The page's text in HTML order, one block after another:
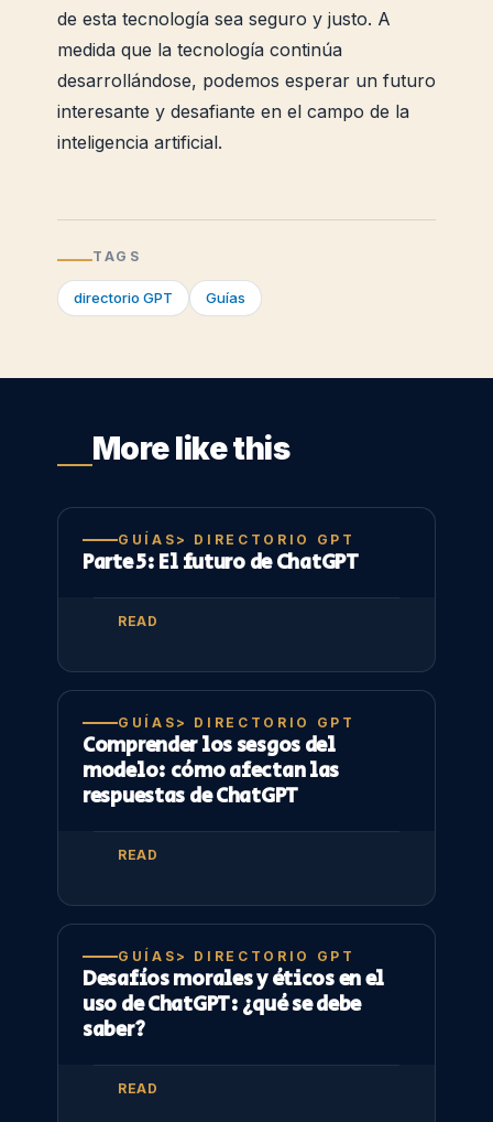
de esta tecnología sea seguro y justo. A
medida que la tecnología continúa
desarrollándose, podemos esperar un futuro
interesante y desafiante en el campo de la
inteligencia artificial.
TAGS
directorio GPT Guías
More like this
GUÍAS> DIRECTORIO GPT
Parte 5: El futuro de ChatGPT
READ
GUÍAS> DIRECTORIO GPT
Comprender los sesgos del
modelo: cómo afectan las
respuestas de ChatGPT
READ
GUÍAS> DIRECTORIO GPT
Desafíos morales y éticos en el
uso de ChatGPT: ¿qué se debe
saber?
READ